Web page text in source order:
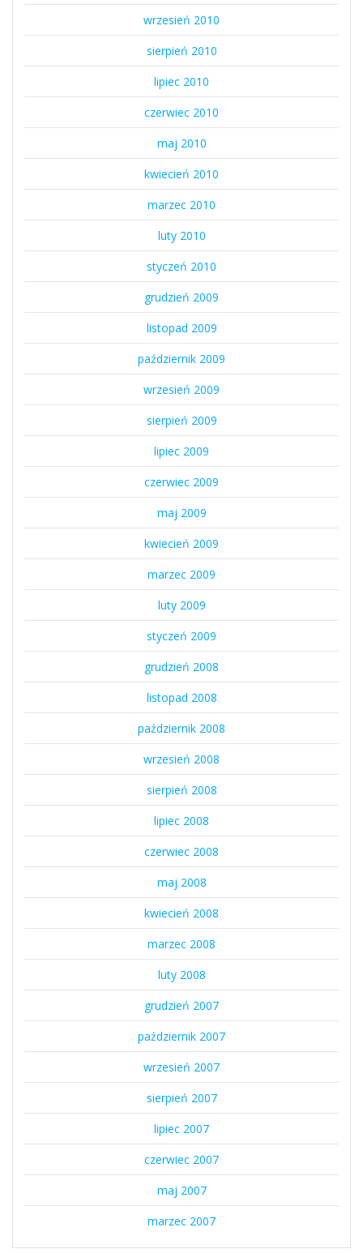
wrzesień 2010
sierpień 2010
lipiec 2010
czerwiec 2010
maj 2010
kwiecień 2010
marzec 2010
luty 2010
styczeń 2010
grudzień 2009
listopad 2009
październik 2009
wrzesień 2009
sierpień 2009
lipiec 2009
czerwiec 2009
maj 2009
kwiecień 2009
marzec 2009
luty 2009
styczeń 2009
grudzień 2008
listopad 2008
październik 2008
wrzesień 2008
sierpień 2008
lipiec 2008
czerwiec 2008
maj 2008
kwiecień 2008
marzec 2008
luty 2008
grudzień 2007
październik 2007
wrzesień 2007
sierpień 2007
lipiec 2007
czerwiec 2007
maj 2007
marzec 2007